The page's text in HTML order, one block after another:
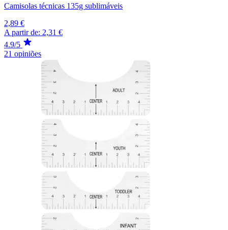
Camisolas técnicas 135g sublimáveis
2,89 €
A partir de: 2,31 €
4.9/5
21 opiniões